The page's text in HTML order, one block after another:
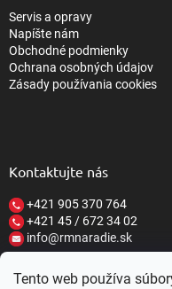
Tento web používa
Servis a opravy
Napíšte nám
Obchodné podmienky
Ochrana osobných údajov
Zásady používania cookies
Kontaktujte nás
+421 905 370 764
+421 45 / 672 34 02
info@rmnaradie.sk